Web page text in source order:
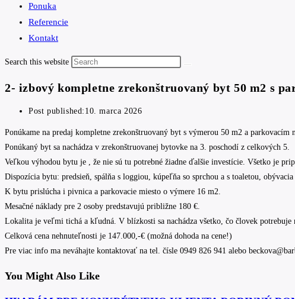
Ponuka
Referencie
Kontakt
Search this website
2- izbový kompletne zrekonštruovaný byt 50 m2 s
Post published: 10. marca 2026
Ponúkame na predaj kompletne zrekonštruovaný byt s výmerou 50 m2 a
Ponúkaný byt sa nachádza v zrekonštruovanej bytovke na 3. poschodí z celkových 5.
Veľkou výhodou bytu je , že nie sú tu potrebné žiadne ďalšie investície. Všetko je
Dispozícia bytu: predsieň, spálňa s loggiou, kúpeľňa so sprchou a s toaletou,
K bytu prislúcha i pivnica a parkovacie miesto o výmere 16 m2.
Mesačné náklady pre 2 osoby predstavujú približne 180 €.
Lokalita je veľmi tichá a kľudná. V blízkosti sa nachádza všetko, čo človek potrebuje
Celková cena nehnuteľnosti je 147.000,-€ (možná dohoda na cene!)
Pre viac info ma neváhajte kontaktovať na tel. čísle 0949 826 941 alebo
You Might Also Like